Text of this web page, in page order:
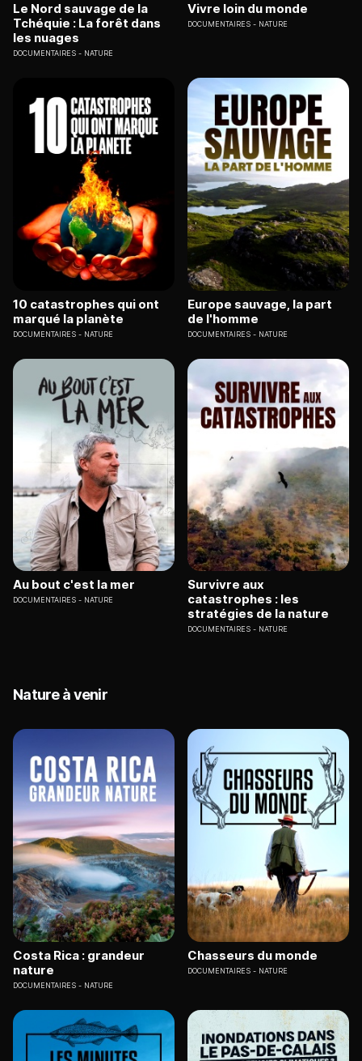
Le Nord sauvage de la
Tchéquie : La forêt dans
les nuages
DOCUMENTAIRES NATURE
Vivre loin du monde
DOCUMENTAIRES NATURE
10 catastrophes qui ont
marqué la planète
DOCUMENTAIRES NATURE
Europe sauvage, la part
de l'homme
DOCUMENTAIRES NATURE
Au bout c'est la mer
DOCUMENTAIRES NATURE
Survivre aux
catastrophes : les
stratégies de la nature
DOCUMENTAIRES NATURE
Nature à venir
Costa Rica : grandeur
nature
DOCUMENTAIRES NATURE
Chasseurs du monde
DOCUMENTAIRES NATURE